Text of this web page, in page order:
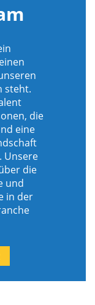
steht.
die
eine
Unsere
die
und
in der